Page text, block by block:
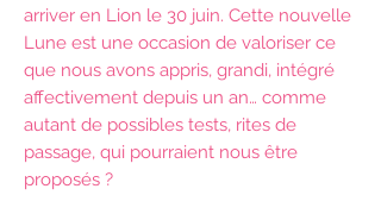
arriver en Lion le 30 juin. Cette nouvelle
Lune est une occasion de valoriser ce
que nous avons appris, grandi, intégré
affectivement depuis un an… comme
autant de possibles tests, rites de
passage, qui pourraient nous être
proposés ?